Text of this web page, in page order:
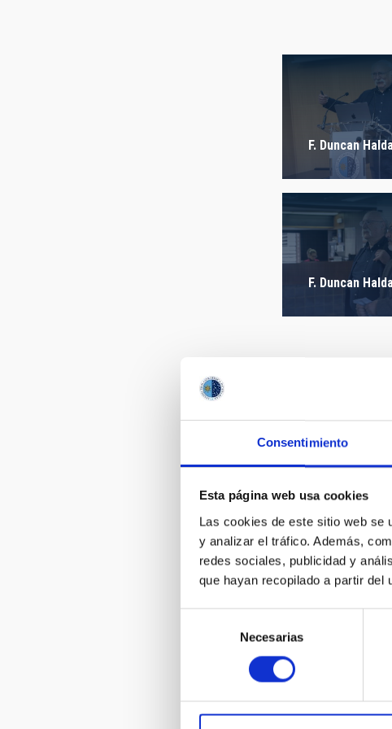
Consentimiento
Esta página web usa cookies
Las cookies de este sitio web se
y analizar el tráfico. Además,
redes sociales, publicidad y
que hayan recopilado a partir del
consentimiento
Necesarias
F. Duncan
F. Duncan
Serge Haroche